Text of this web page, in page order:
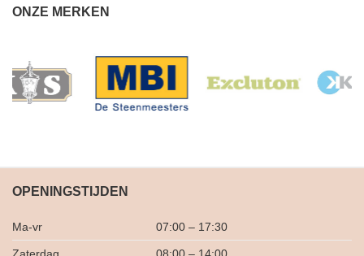
ONZE MERKEN
OPENINGSTIJDEN
Ma-vr 07:00 – 17:30
Zaterdag 08:00 – 14:00